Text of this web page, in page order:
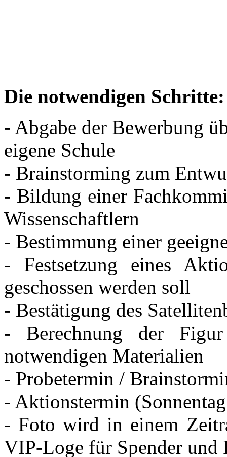
Die notwendigen Schritte:
- Abgabe der Bewerbung
eigene Schule
- Brainstorming zum
- Bildung einer
Wissenschaftlern
- Bestimmung einer
- Festsetzung eines
geschossen werden soll
- Bestätigung des
- Berechnung der
notwendigen Materialien
- Probetermin /
- Aktionstermin
- Foto wird in einem
VIP-Loge für Spender und